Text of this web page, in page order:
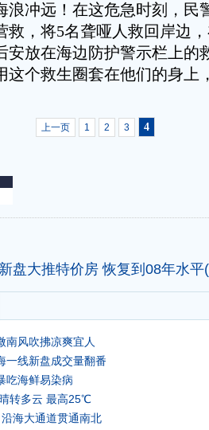
浪冲远！在这危急时刻，民
救，将5名聋哑人救回岸边
安放在海边防护警示栏上的
这个救生圈套在他们的身上
上一页 1 2 3 4
盘大推特价房 恢复到08年水平
南风吹拂凉爽宜人
一线新盘成交量翻番
吃海鲜易染病
转多云 最高25℃
海大通道贯通南北